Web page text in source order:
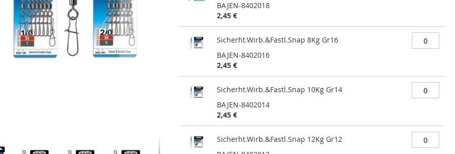
BAJEN-8402018
2,45 €
Sicherht.Wirb.&Fastl.Snap 8Kg Gr16
BAJEN-8402016
2,45 €
Sicherht.Wirb.&Fastl.Snap 10Kg Gr14
BAJEN-8402014
2,45 €
Sicherht.Wirb.&Fastl.Snap 12Kg Gr12